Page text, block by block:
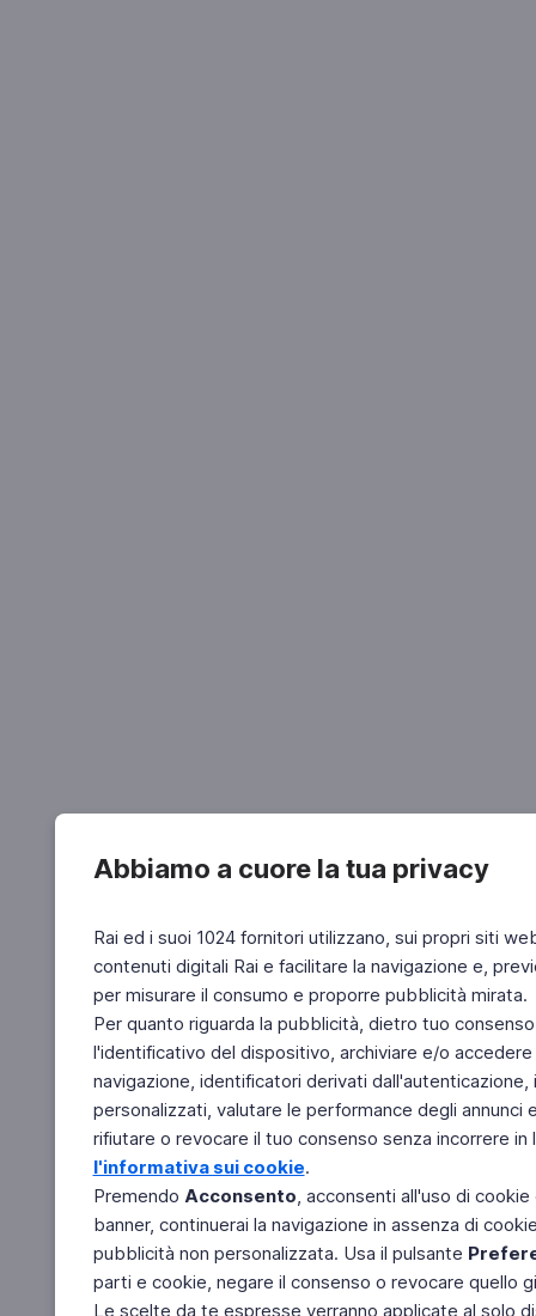
Abbiamo a cuore la tua privacy
Rai ed i suoi 1024 fornitori utilizzano, sui propri siti
contenuti digitali Rai e facilitare la navigazione e,
per misurare il consumo e proporre pubblicità mirata.
Per quanto riguarda la pubblicità, dietro tuo
l'identificativo del dispositivo, archiviare e/o
navigazione, identificatori derivati
personalizzati, valutare le performance degli
rifiutare o revocare il tuo consenso senza incorrere
l'informativa sui cookie.
Premendo Acconsento, acconsenti all'uso di
banner, continuerai la navigazione in assenza di
pubblicità non personalizzata. Usa il pulsante
parti e cookie, negare il consenso o revocare quello
Le scelte da te espresse verranno applicate al solo